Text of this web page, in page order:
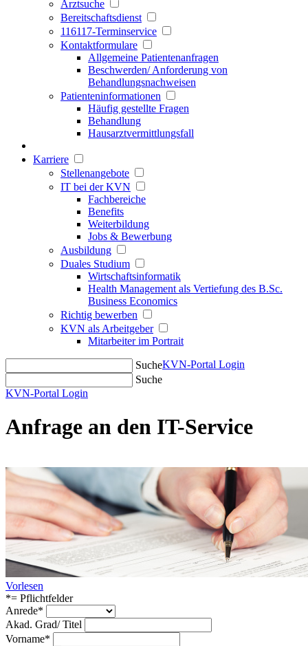
Arztsuche
Bereitschaftsdienst
116117-Terminservice
Kontaktformulare
Allgemeine Patientenanfragen
Beschwerden/ Anforderung von
Behandlungsnachweisen
Patienteninformationen
Häufig gestellte Fragen
Behandlung
Hausarztvermittlungsfall
Karriere
Stellenangebote
IT bei der KVN
Fachbereiche
Benefits
Weiterbildung
Jobs & Bewerbung
Ausbildung
Duales Studium
Wirtschaftsinformatik
Health Management als Vertiefung des B.Sc.
Business Economics
Richtig bewerben
KVN als Arbeitgeber
Mitarbeiter im Portrait
SucheKVN-Portal Login
Suche
KVN-Portal Login
Anfrage an den IT-Service
Vorlesen
*= Pflichtfelder
Anrede*
Akad. Grad/ Titel
Vorname*